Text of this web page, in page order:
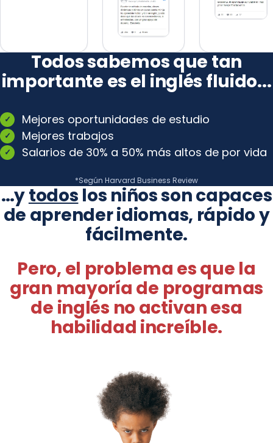
Todos sabemos que tan
importante es el inglés fluido...
Mejores oportunidades de estudio
Mejores trabajos
Salarios de 30% a 50% más altos de por vida
*Según Harvard Business Review
…ytodos los niños son capaces
de aprender idiomas, rápido y
fácilmente.
Pero, el problema es que la
gran mayoría de programas
de inglés no activan esa
habilidad increíble.